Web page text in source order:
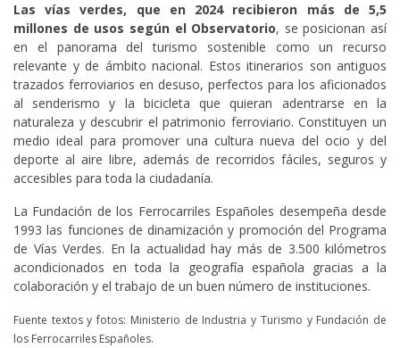
Las vías verdes, que en 2024 recibieron más de 5,5
millones de usos según el Observatorio, se posicionan así
en el panorama del turismo sostenible como un recurso
relevante y de ámbito nacional. Estos itinerarios son antiguos
trazados ferroviarios en desuso, perfectos para los aficionados
al senderismo y la bicicleta que quieran adentrarse en la
naturaleza y descubrir el patrimonio ferroviario. Constituyen un
medio ideal para promover una cultura nueva del ocio y del
deporte al aire libre, además de recorridos fáciles, seguros y
accesibles para toda la ciudadanía.
La Fundación de los Ferrocarriles Españoles desempeña desde
1993 las funciones de dinamización y promoción del Programa
de Vías Verdes. En la actualidad hay más de 3.500 kilómetros
acondicionados en toda la geografía española gracias a la
colaboración y el trabajo de un buen número de instituciones.
Fuente textos y fotos: Ministerio de Industria y Turismo y Fundación de
los Ferrocarriles Españoles.